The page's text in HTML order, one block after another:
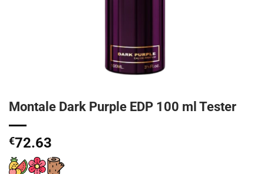
Montale Dark Purple EDP 100 ml Tester
€72.63